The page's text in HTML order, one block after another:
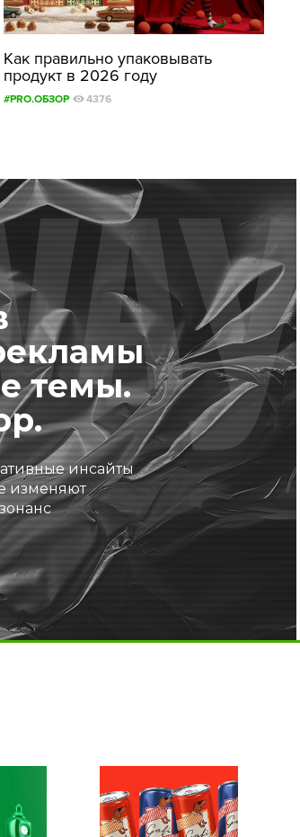
Как правильно упаковывать
продукт в 2026 году
#PRO.ОБЗОР 4376
темы.
инсайты
изменяют